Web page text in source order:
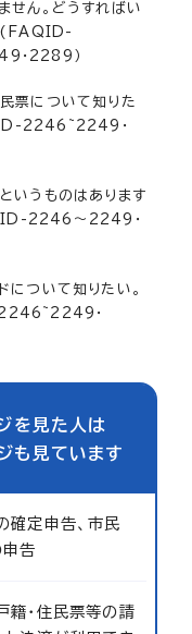
せん。どうすればい
(FAQID-
・2289）
票について知りた
2246~2249・
いうものはあります
2246～2249・
について知りたい。
・
を見た人は
も見ています
確定申告、市民
申告
籍・住民票等の請